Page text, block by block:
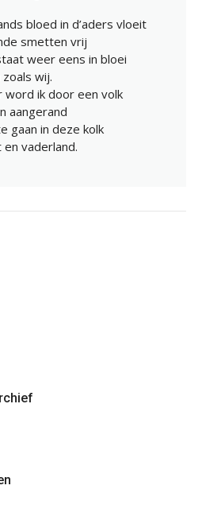
bloed in d’aders vloeit
smetten vrij
weer eens in bloei
wij.
word ik door een volk
aangerand
gaan in deze kolk
vaderland.